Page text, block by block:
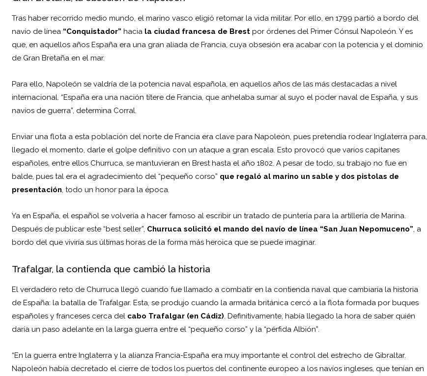
Tras haber recorrido medio mundo, el marino vasco eligió retomar la vida militar. Por ello, en 1799 partió a bordo del
navío de línea “Conquistador” hacia la ciudad francesa de Brest por órdenes del Primer Cónsul Napoleón. Y es
que, en aquellos años España era una gran aliada de Francia, cuya obsesión era acabar con la potencia y el dominio
de Gran Bretaña en el mar.
Para ello, Napoleón se valdría de la potencia naval española, en aquellos años de las más destacadas a nivel
internacional. “España era una nación títere de Francia, que anhelaba sumar al suyo el poder naval de España, y sus
navíos de guerra”, determina Corral.
Enviar una flota a esta población del norte de Francia era clave para Napoleón, pues pretendía rodear Inglaterra para,
llegado el momento, darle el golpe definitivo con un ataque a gran escala. Esto provocó que varios capitanes
españoles, entre ellos Churruca, se mantuvieran en Brest hasta el año 1802. A pesar de todo, su trabajo no fue en
balde, pues tal era el agradecimiento del “pequeño corso” que regaló al marino un sable y dos pistolas de
presentación, todo un honor para la época.
Ya en España, el español se volvería a hacer famoso al escribir un tratado de puntería para la artillería de Marina.
Después de publicar este “best seller”, Churruca solicitó el mando del navío de línea “San Juan Nepomuceno”, a
bordo del que viviría sus últimas horas de la forma más heroica que se puede imaginar.
Trafalgar, la contienda que cambió la historia
El verdadero reto de Churruca llegó cuando fue llamado a combatir en la contienda naval que cambiaría la historia
de España: la batalla de Trafalgar. Esta, se produjo cuando la armada británica cercó a la flota formada por buques
españoles y franceses cerca del cabo Trafalgar (en Cádiz). Definitivamente, había llegado la hora de saber quién
daría un paso adelante en la larga guerra entre el “pequeño corso” y la “pérfida Albión”.
“En la guerra entre Inglaterra y la alianza Francia-España era muy importante el control del estrecho de Gibraltar.
Napoleón había decretado el cierre de todos los puertos del continente europeo a los navíos ingleses, que tenían en